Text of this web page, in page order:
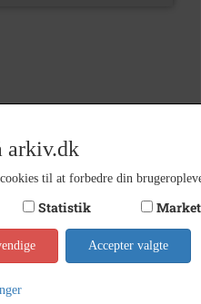
arkiv.dk
til at forbedre din
Statistik
Accepter valgte